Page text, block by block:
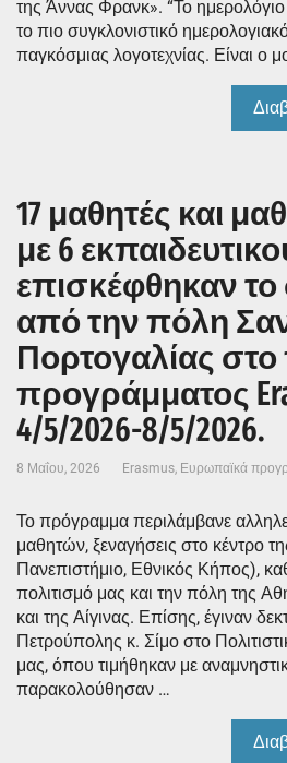
της Άννας Φρανκ». “Το
το πιο συγκλονιστικό
παγκόσμιας λογοτεχνίας. Είναι ο
17 μαθητές και
με 6
επισκέφθηκαν το
από την πόλη
Πορτογαλίας στο
προγράμματος
4/5/2026-8/5/2026.
8 Μαΐου, 2026 Erasmus Ευρωπαϊκά
Το πρόγραμμα περιλάμβανε
μαθητών, ξεναγήσεις στο κέντρο
Πανεπιστήμιο, Εθνικός Κήπος),
πολιτισμό μας και την πόλη της
και της Αίγινας. Επίσης, έγιναν
Πετρούπολης κ. Σίμο στο
μας, όπου τιμήθηκαν με
παρακολούθησαν …